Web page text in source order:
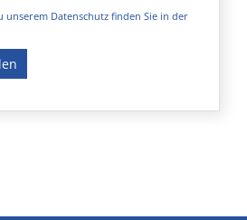
Datenschutz finden Sie in der